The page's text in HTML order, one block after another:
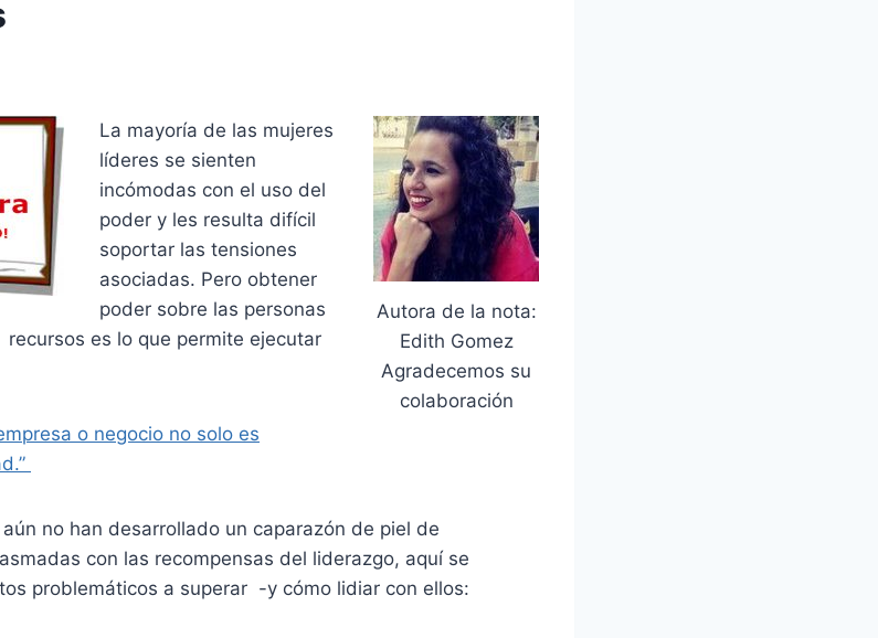
Autora de la nota:
Edith Gomez
Agradecemos su
colaboración
La mayoría de las mujeres
líderes se sienten
incómodas con el uso del
poder y les resulta difícil
soportar las tensiones
asociadas. Pero obtener
poder sobre las personas
es lo que permite ejecutar
o negocio no solo es
no han desarrollado un caparazón de piel de
con las recompensas del liderazgo, aquí se
problemáticos a superar -y cómo lidiar con ellos: